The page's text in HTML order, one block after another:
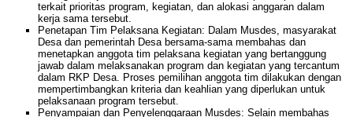
terkait prioritas program, kegiatan, dan alokasi anggaran dalam
kerja sama tersebut.
Penetapan Tim Pelaksana Kegiatan: Dalam Musdes, masyarakat
Desa dan pemerintah Desa bersama-sama membahas dan
menetapkan anggota tim pelaksana kegiatan yang bertanggung
jawab dalam melaksanakan program dan kegiatan yang tercantum
dalam RKP Desa. Proses pemilihan anggota tim dilakukan dengan
mempertimbangkan kriteria dan keahlian yang diperlukan untuk
pelaksanaan program tersebut.
Penyampaian dan Penyelenggaraan Musdes: Selain membahas